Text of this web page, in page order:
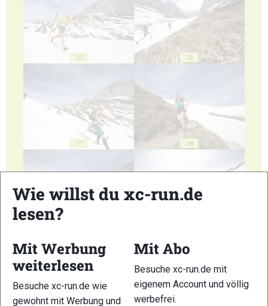
35 36
37 38
Wie willst du xc-run.de
lesen?
Mit Werbung
weiterlesen
Besuche xc-run.de wie
gewohnt mit Werbung und
Mit Abo
Besuche xc-run.de mit
eigenem Account und völlig
werbefrei.